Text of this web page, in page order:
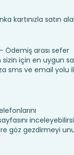
kartınızla satın
Ödemiş arası sefer
için en uygun
sms ve email yolu
göz gezdirmeyi